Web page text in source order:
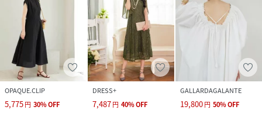
OPAQUE.CLIP
5,775円 30%OFF
DRESS+
7,487円 40%OFF
GALLARDAGALANTE
19,800円 50%OFF